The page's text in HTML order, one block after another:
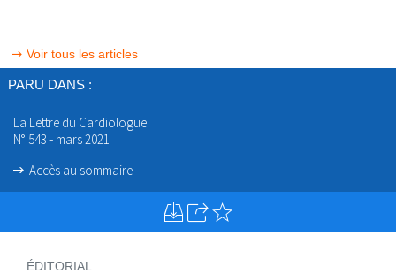
Voir tous les articles
PARU DANS :
La Lettre du Cardiologue
N° 543 - mars 2021
Accès au sommaire
ÉDITORIAL